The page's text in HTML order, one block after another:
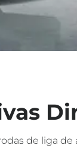
de liga de